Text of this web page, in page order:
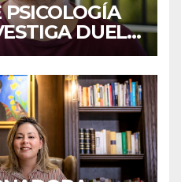
PSICOLOGÍA
DUELO
DE